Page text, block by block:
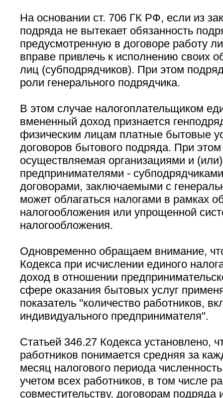
На основании ст. 706 ГК РФ, если из
подряда не вытекает обязанность
предусмотренную в договоре работу
вправе привлечь к исполнению своих
лиц (субподрядчиков). При этом
роли генерального подрядчика.
В этом случае налогоплательщиком
вмененный доход признается
физическим лицам платные бытовые
договоров бытового подряда. При этом
осуществляемая организациями и
предпринимателями -
договорами, заключаемыми с
может облагаться налогами в рамках
налогообложения или упрощенной
налогообложения.
Одновременно обращаем внимание,
Кодекса при исчислении единого
доход в отношении
сфере оказания бытовых услуг
показатель ''количество работников,
индивидуального предпринимателя''.
Статьей 346.27 Кодекса установлено,
работников понимается средняя за
месяц налогового периода
учетом всех работников, в том числе
совместительству, договорам подряда